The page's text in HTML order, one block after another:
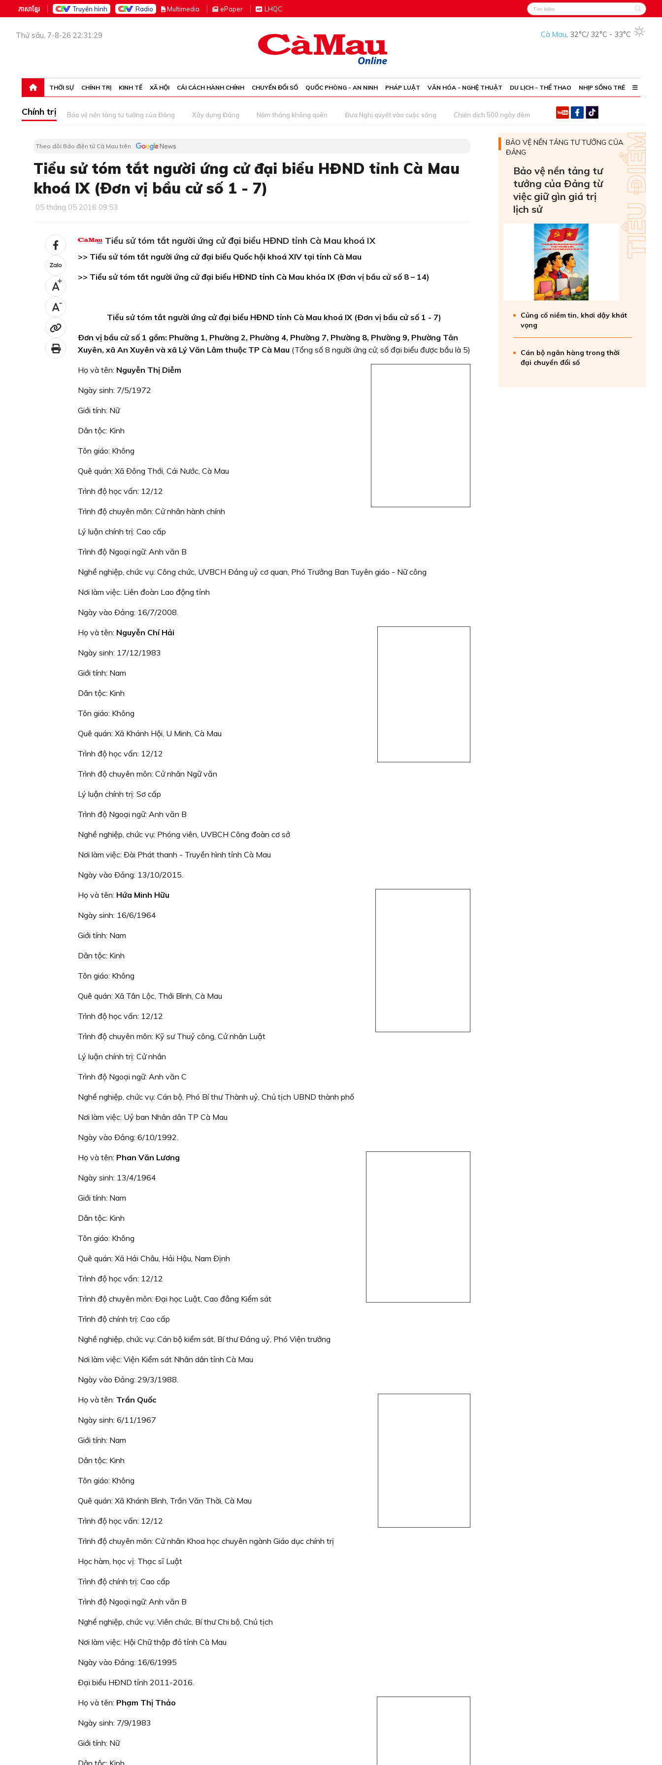
ភាសាខ្មែរ Truyền hình Radio Multimedia ePaper LHQC
Thứ sáu, 7-8-26 22:31:29 Cà Mau, 32°C/ 32°C - 33°C
THỜI SỰ CHÍNH TRỊ KINH TẾ XÃ HỘI CẢI CÁCH HÀNH CHÍNH CHUYỂN ĐỔI SỐ QUỐC PHÒNG - AN NINH PHÁP LUẬT VĂN HÓA - NGHỆ THUẬT DU LỊCH - THỂ THAO NHỊP SỐNG TRẺ
Chính trị Bảo vệ nền tảng tư tưởng của Đảng Xây dựng Đảng Năm tháng không quên Đưa Nghị quyết vào cuộc sống Chiến dịch 500 ngày đêm
Theo dõi Báo điện tử Cà Mau trên
Tiểu sử tóm tắt người ứng cử đại biểu HĐND tỉnh Cà Mau
khoá IX (Ðơn vị bầu cử số 1 - 7)
05 tháng 05 2016 09:53
+
-
Tiểu sử tóm tắt người ứng cử đại biểu HĐND tỉnh Cà Mau khoá IX
>> Tiểu sử tóm tắt người ứng cử đại biểu Quốc hội khoá XIV tại tỉnh Cà Mau
>> Tiểu sử tóm tắt người ứng cử đại biểu HĐND tỉnh Cà Mau khóa IX (Đơn vị bầu cử số 8 – 14)
Tiểu sử tóm tắt người ứng cử đại biểu HĐND tỉnh Cà Mau khoá IX (Ðơn vị bầu cử số 1 - 7)
Ðơn vị bầu cử số 1 gồm: Phường 1, Phường 2, Phường 4, Phường 7, Phường 8, Phường 9, Phường Tân
Xuyên, xã An Xuyên và xã Lý Văn Lâm thuộc TP Cà Mau (Tổng số 8 người ứng cử, số đại biểu được bầu là 5)
Họ và tên: Nguyễn Thị Diễm
Ngày sinh: 7/5/1972
Giới tính: Nữ
Dân tộc: Kinh
Tôn giáo: Không
Quê quán: Xã Ðông Thới, Cái Nước, Cà Mau
Trình độ học vấn: 12/12
Trình độ chuyên môn: Cử nhân hành chính
Lý luận chính trị: Cao cấp
Trình độ Ngoại ngữ: Anh văn B
Nghề nghiệp, chức vụ: Công chức, UVBCH Ðảng uỷ cơ quan, Phó Trưởng Ban Tuyên giáo - Nữ công
Nơi làm việc: Liên đoàn Lao động tỉnh
Ngày vào Ðảng: 16/7/2008.
Họ và tên: Nguyễn Chí Hải
Ngày sinh: 17/12/1983
Giới tính: Nam
Dân tộc: Kinh
Tôn giáo: Không
Quê quán: Xã Khánh Hội, U Minh, Cà Mau
Trình độ học vấn: 12/12
Trình độ chuyên môn: Cử nhân Ngữ văn
Lý luận chính trị: Sơ cấp
Trình độ Ngoại ngữ: Anh văn B
Nghề nghiệp, chức vụ: Phóng viên, UVBCH Công đoàn cơ sở
Nơi làm việc: Ðài Phát thanh - Truyền hình tỉnh Cà Mau
Ngày vào Ðảng: 13/10/2015.
Họ và tên: Hứa Minh Hữu
Ngày sinh: 16/6/1964
Giới tính: Nam
Dân tộc: Kinh
Tôn giáo: Không
Quê quán: Xã Tân Lộc, Thới Bình, Cà Mau
Trình độ học vấn: 12/12
Trình độ chuyên môn: Kỹ sư Thuỷ công, Cử nhân Luật
Lý luận chính trị: Cử nhân
Trình độ Ngoại ngữ: Anh văn C
Nghề nghiệp, chức vụ: Cán bộ, Phó Bí thư Thành uỷ, Chủ tịch UBND thành phố
Nơi làm việc: Uỷ ban Nhân dân TP Cà Mau
Ngày vào Ðảng: 6/10/1992.
Họ và tên: Phan Văn Lương
Ngày sinh: 13/4/1964
Giới tính: Nam
Dân tộc: Kinh
Tôn giáo: Không
Quê quán: Xã Hải Châu, Hải Hậu, Nam Ðịnh
Trình độ học vấn: 12/12
Trình độ chuyên môn: Ðại học Luật, Cao đẳng Kiểm sát
Trình độ chính trị: Cao cấp
Nghề nghiệp, chức vụ: Cán bộ kiểm sát, Bí thư Ðảng uỷ, Phó Viện trưởng
Nơi làm việc: Viện Kiểm sát Nhân dân tỉnh Cà Mau
Ngày vào Ðảng: 29/3/1988.
Họ và tên: Trần Quốc
Ngày sinh: 6/11/1967
Giới tính: Nam
Dân tộc: Kinh
Tôn giáo: Không
Quê quán: Xã Khánh Bình, Trần Văn Thời, Cà Mau
Trình độ học vấn: 12/12
Trình độ chuyên môn: Cử nhân Khoa học chuyên ngành Giáo dục chính trị
Học hàm, học vị: Thạc sĩ Luật
Trình độ chính trị: Cao cấp
Trình độ Ngoại ngữ: Anh văn B
Nghề nghiệp, chức vụ: Viên chức, Bí thư Chi bộ, Chủ tịch
Nơi làm việc: Hội Chữ thập đỏ tỉnh Cà Mau
Ngày vào Ðảng: 16/6/1995
Ðại biểu HÐND tỉnh 2011-2016.
Họ và tên: Phạm Thị Thảo
Ngày sinh: 7/9/1983
Giới tính: Nữ
Dân tộc: Kinh
BẢO VỆ NỀN TẢNG TƯ TƯỞNG CỦA
ĐẢNG
Bảo vệ nền tảng tư
tưởng của Ðảng từ
việc giữ gìn giá trị
lịch sử
Củng cố niềm tin, khơi dậy khát
vọng
Cán bộ ngân hàng trong thời
đại chuyển đổi số